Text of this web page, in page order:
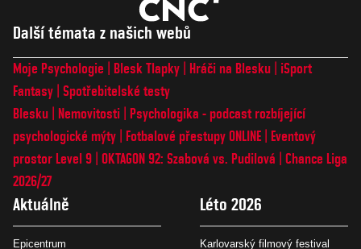
Další témata z našich webů
Moje Psychologie Blesk Tlapky Hráči na Blesku
iSport
Fantasy Spotřebitelské testy
Blesku
Nemovitosti
Psychologika - podcast rozbíjející
psychologické mýty
Fotbalové přestupy ONLINE
Eventový
prostor Level 9 OKTAGON 92: Szabová vs. Pudilová
Chance Liga
2026/27
Aktuálně
Epicentrum
Léto 2026
Karlovarský filmový festival